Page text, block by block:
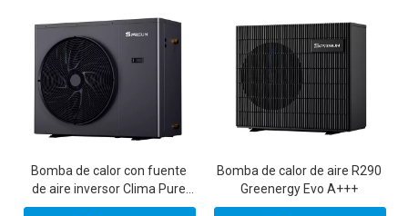
Bomba de calor con fuente
de aire inversor Clima Pure
R32 DC
Bomba de calor de aire R290
Greenergy Evo A+++